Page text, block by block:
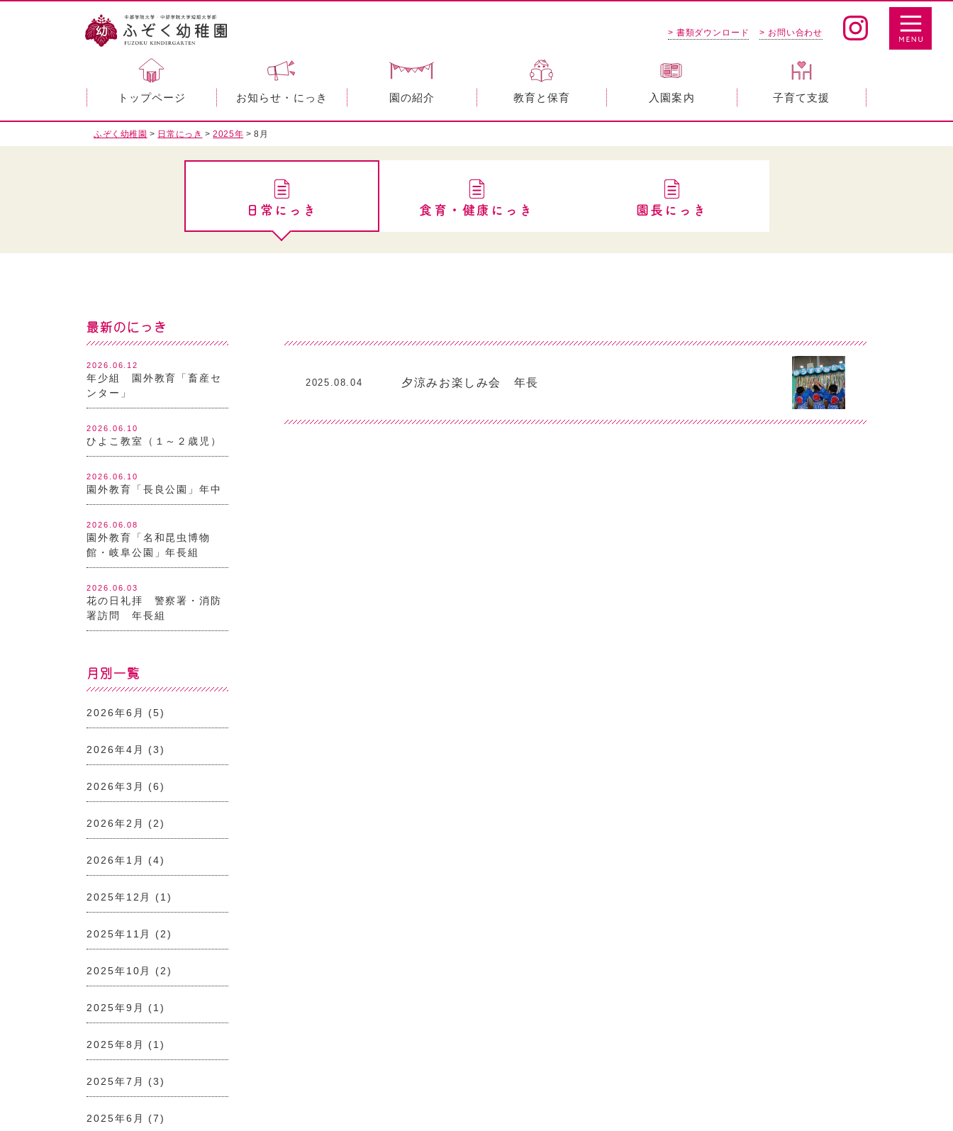
> 書類ダウンロード > お問い合わせ
トップページ お知らせ・にっき 園の紹介 教育と保育 入園案内 子育て支援
ふぞく幼稚園 > 日常にっき >2025年 >8月
日常にっき 食育・健康にっき 園長にっき
最新のにっき
2026.06.12
年少組 園外教育「畜産セ
ンター」
2026.06.10
ひよこ教室（１～２歳児）
2026.06.10
園外教育「長良公園」年中
2026.06.08
園外教育「名和昆虫博物
館・岐阜公園」年長組
2026.06.03
花の日礼拝 警察署・消防
署訪問 年長組
月別一覧
2026年6月 (5)
2026年4月 (3)
2026年3月 (6)
2026年2月 (2)
2026年1月 (4)
2025年12月 (1)
2025年11月 (2)
2025年10月 (2)
2025年9月 (1)
2025年8月 (1)
2025年7月 (3)
2025年6月 (7)
2025.08.04 夕涼みお楽しみ会 年長